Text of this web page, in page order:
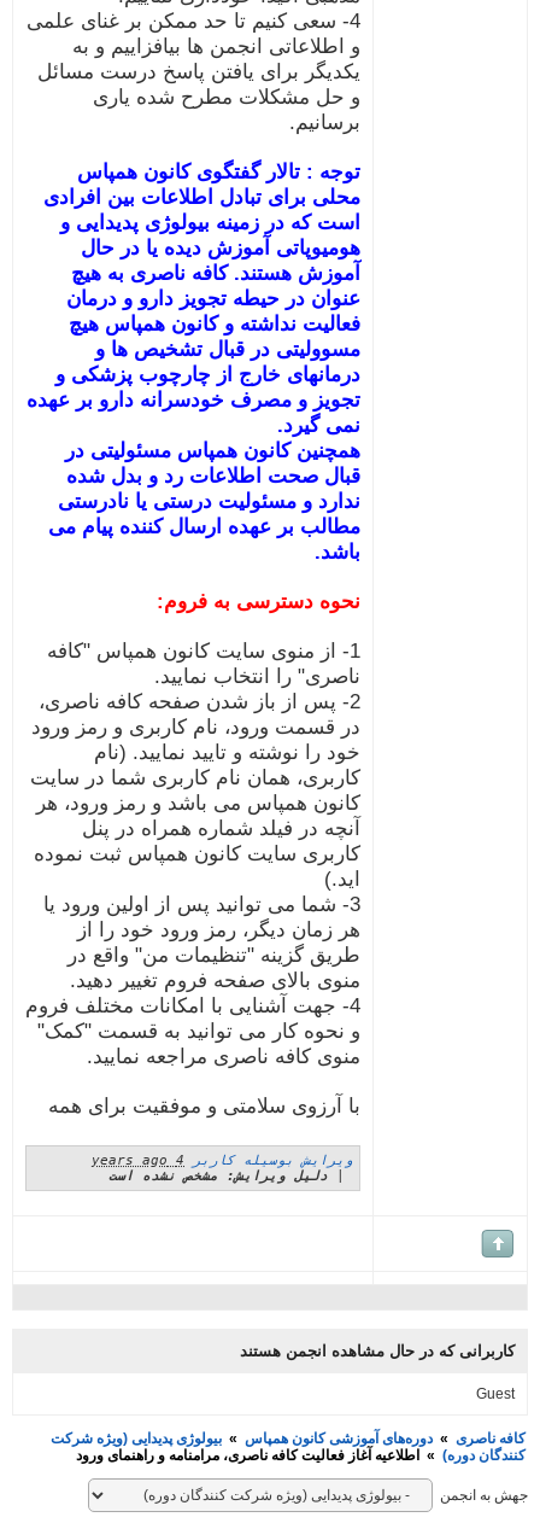
4- سعی کنیم تا حد ممکن بر غنای علمی
و اطلاعاتی انجمن ها بیافزاییم و به
یکدیگر برای یافتن پاسخ درست مسائل
و حل مشکلات مطرح شده یاری
برسانیم.
توجه : تالار گفتگوی کانون همپاس
محلی برای تبادل اطلاعات بین افرادی
است که در زمینه بیولوژی پدیدایی و
هومیوپاتی آموزش دیده یا در حال
آموزش هستند. کافه ناصری به هیچ
عنوان در حیطه تجویز دارو و درمان
فعالیت نداشته و کانون همپاس هیچ
مسوولیتی در قبال تشخیص ها و
درمانهای خارج از چارچوب پزشکی و
تجویز و مصرف خودسرانه دارو بر عهده
نمی گیرد.
همچنین کانون همپاس مسئولیتی در
قبال صحت اطلاعات رد و بدل شده
ندارد و مسئولیت درستی یا نادرستی
مطالب بر عهده ارسال کننده پیام می
باشد.
نحوه دسترسی به فروم:
1- از منوی سایت کانون همپاس "کافه
ناصری" را انتخاب نمایید.
2- پس از باز شدن صفحه کافه ناصری،
در قسمت ورود، نام کاربری و رمز ورود
خود را نوشته و تایید نمایید. (نام
کاربری، همان نام کاربری شما در سایت
کانون همپاس می باشد و رمز ورود، هر
آنچه در فیلد شماره همراه در پنل
کاربری سایت کانون همپاس ثبت نموده
3- شما می توانید پس از اولین ورود یا
هر زمان دیگر، رمز ورود خود را از
طریق گزینه "تنظیمات من" واقع در
منوی بالای صفحه فروم تغییر دهید.
4- جهت آشنایی با امکانات مختلف فروم
و نحوه کار می توانید به قسمت "کمک"
منوی کافه ناصری مراجعه نمایید.
با آرزوی سلامتی و موفقیت برای همه
ویرایش بوسیله کاربر
4 years ago
دلیل ویرایش: مشخص نشده است
که در حال مشاهده انجمن هستند
ناصری » دوره‌های آموزشی کانون همپاس » بیولوژی پدیدایی (ویژه شرکت
دوره) » اطلاعیه آغاز فعالیت کافه ناصری، مرامنامه و راهنمای ورود
به انجمن